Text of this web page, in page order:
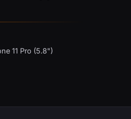
11 Pro (5.8")